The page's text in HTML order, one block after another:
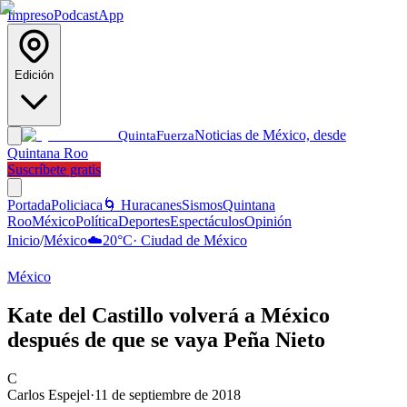
ImpresoPodcastApp
Edición
QuintaFuerzaNoticias de México, desde
Quintana Roo
Suscríbete gratis
PortadaPoliciaca 🌀 HuracanesSismosQuintana
RooMéxicoPolíticaDeportesEspectáculosOpinión
Inicio/México☁️20°C· Ciudad de México
México
Kate del Castillo volverá a México
después de que se vaya Peña Nieto
C
Carlos Espejel·11 de septiembre de 2018